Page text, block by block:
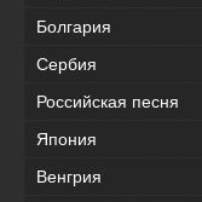
Болгария
Сербия
Российская песня
Япония
Венгрия